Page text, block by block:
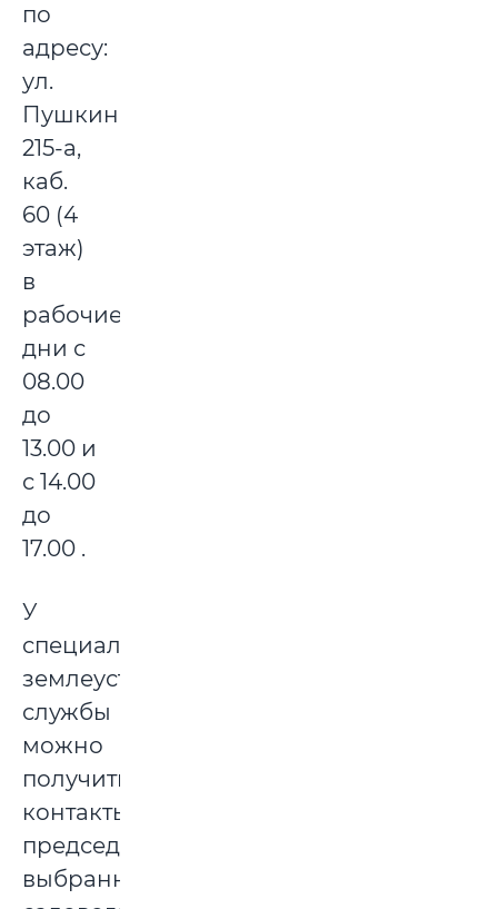
по
адресу:
ул.
Пушкина,
215-а,
каб.
60 (4
этаж)
в
рабочие
дни с
08.00
до
13.00 и
с 14.00
до
17.00 .
У
специалистов
землеустроительной
службы
можно
получить
контакты
председателя
выбранного